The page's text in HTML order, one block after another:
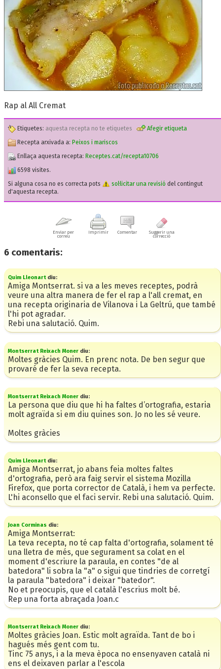
Rap al All Cremat
Etiquetes: aquesta recepta no te etiquetes
Afegir etiqueta
Recepta arxivada a: Peixos i mariscos
Enllaça aquesta recepta: Receptes.cat/recepta10706
6598 visites.
Si alguna cosa no es correcta pots
sol·licitar una revisió del contingut
d'aquesta recepta.
Enviar per
correu
Imprimir Comentar
Suggerir una
correcció
6 comentaris:
Quim Lleonartdiu:
Amiga Montserrat. si va a les meves receptes, podrà
veure una altra manera de fer el rap a l'all cremat, en
una recepta originaria de Vilanova i La Geltrú, que també
l'hi pot agradar.
Rebi una salutació. Quim.
Montserrat Reixach Moner diu:
Moltes gràcies Quim. En prenc nota. De ben segur que
provaré de fer la seva recepta.
Montserrat Reixach Moner diu:
La persona que diu que hi ha faltes d’ortografia, estaria
molt agraïda si em diu quines son. Jo no les sé veure.
Moltes gràcies
Quim Lleonartdiu:
Amiga Montserrat, jo abans feia moltes faltes
d'ortografia, però ara faig servir el sistema Mozilla
Firefox, que porta corrector de Català, i hem va perfecte.
L'hi aconsello que el faci servir. Rebi una salutació. Quim.
Joan Corminas diu:
Amiga Montserrat:
La teva recepta, no té cap falta d'ortografia, solament té
una lletra de més, que segurament sa colat en el
moment d'escriure la paraula, en contes "de al
batedora" li sobra la "a" o sigui que tindries de corretgí
la paraula "batedora" i deixar "batedor".
No et preocupis, que el català l'escrius molt bé.
Rep una forta abraçada Joan.c
Montserrat Reixach Moner diu:
Moltes gràcies Joan. Estic molt agraïda. Tant de bo i
hagués més gent com tu.
Tinc 75 anys, i a la meva època no ensenyaven català ni
ens el deixaven parlar a l'escola